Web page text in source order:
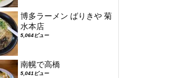
博多ラーメン ばりきや 菊
水本店
5,064ビュー
南幌で高橋
5,041ビュー